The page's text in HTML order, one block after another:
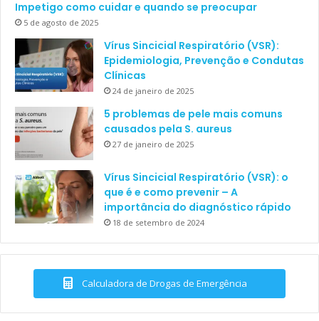
Impetigo como cuidar e quando se preocupar
5 de agosto de 2025
Vírus Sincicial Respiratório (VSR):
Epidemiologia, Prevenção e Condutas
Clínicas
24 de janeiro de 2025
5 problemas de pele mais comuns
causados pela S. aureus
27 de janeiro de 2025
Vírus Sincicial Respiratório (VSR): o
que é e como prevenir – A
importância do diagnóstico rápido
18 de setembro de 2024
Calculadora de Drogas de Emergência